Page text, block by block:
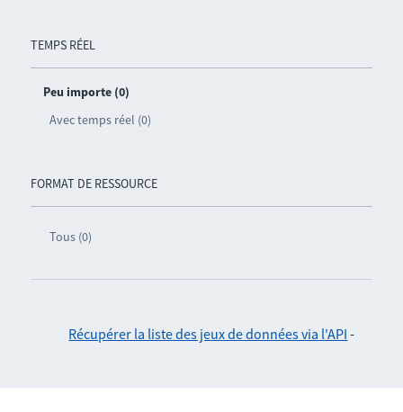
TEMPS RÉEL
Peu importe (0)
Avec temps réel (0)
FORMAT DE RESSOURCE
Tous (0)
Récupérer la liste des jeux de données via l'API -